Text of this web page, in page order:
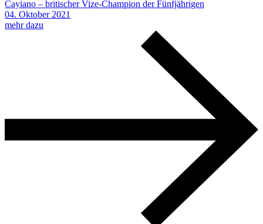
Cayiano – britischer Vize-Champion der Fünfjährigen
04. Oktober 2021
mehr dazu